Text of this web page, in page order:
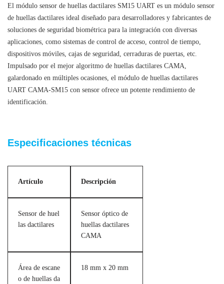
El módulo sensor de huellas dactilares SM15 UART es un módulo sensor
de huellas dactilares ideal diseñado para desarrolladores y fabricantes de
soluciones de seguridad biométrica para la integración con diversas
aplicaciones, como sistemas de control de acceso, control de tiempo,
dispositivos móviles, cajas de seguridad, cerraduras de puertas, etc.
Impulsado por el mejor algoritmo de huellas dactilares CAMA,
galardonado en múltiples ocasiones, el módulo de huellas dactilares
UART CAMA-SM15 con sensor ofrece un potente rendimiento de
identificación.
Especificaciones técnicas
Artículo Descripción
Sensor de huel
las dactilares
Sensor óptico de
huellas dactilares
CAMA
Área de escane
o de huellas da
18 mm x 20 mm